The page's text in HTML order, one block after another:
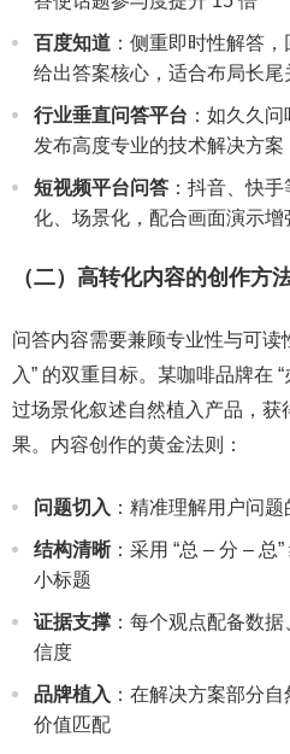
百度知道 ：侧重即时性解答
给出答案核心，适合布局长尾
行业垂直问答平台 ：如久久
发布高度专业的技术解决方
短视频平台问答 ：抖音、快
化、场景化，配合画面演示增
（二）高转化内容的创作方
问答内容需要兼顾专业性与可读
入” 的双重目标。某咖啡品牌在
过场景化叙述自然植入产品，获
果。内容创作的黄金法则：
问题切入 ：精准理解用户问
结构清晰：采用 “总 – 分 – 总
小标题
证据支撑 ：每个观点配备数
信度
品牌植入 ：在解决方案部分
价值匹配